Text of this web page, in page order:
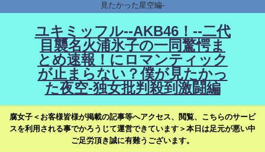
見たかった星空編-
ユキミッフル--AKB46！--二代
目襲名火浦氷子の一同驚愕ま
とめ速報！にロマンティック
が止まらない？僕が見たかっ
た夜空-独女批判殺到激闘編
腐女子＜お客様皆様が掲載の記事等へアクセス、閲覧、こちらのサービ
スを利用される事でかろうじて運営できています＞本日は足元が悪い中
ご足労頂き誠に有難うございます。